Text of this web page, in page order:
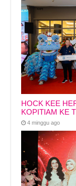
HOCK KEE
KOPITIAM KE
4 minggu ago